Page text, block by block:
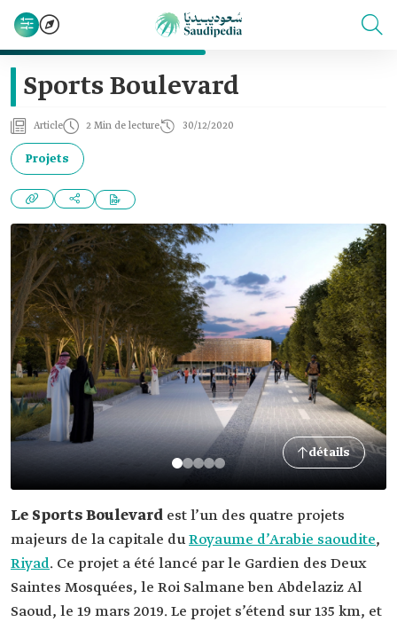
Sports Boulevard
Article 2 Min de lecture 30/12/2020
Projets
détails
Le Sports Boulevard est l’un des quatre projets
majeurs de la capitale duRoyaume d’Arabie saoudite,
Riyad. Ce projet a été lancé par le Gardien des Deux
Saintes Mosquées, le Roi Salmane ben Abdelaziz Al
Saoud, le 19 mars 2019. Le projet s’étend sur 135 km, et